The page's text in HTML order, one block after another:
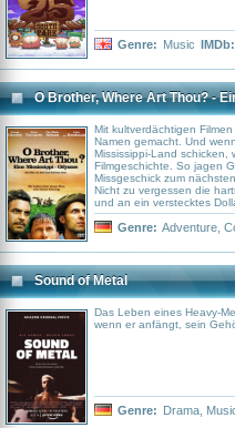
Genre: Music IMDb:
O Brother, Where Art Thou? -
Mit kultverdächtigen
Namen gemacht. Und
Mississippi-Land schicken,
Filmgeschichte. So jagen
Missgeschick zum
Nicht zu vergessen die
und an ein verstecktes
Genre: Adventure
Sound of Metal
Das Leben eines Heavy-
wenn er anfängt, sein
Genre: Drama